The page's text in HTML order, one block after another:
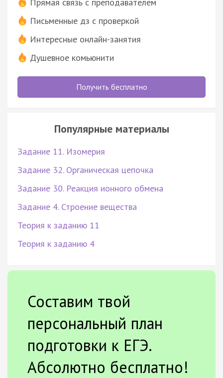
Письменные дз с проверкой
Интересные онлайн-занятия
Душевное комьюнити
Получить бесплатно
Популярные материалы
Задание 11. Изомерия
Задание 32. Органическая цепочка
Задание 30. Реакция ионного обмена
Задание 4. Строение вещества
Теория к заданию 11
Теория к заданию 4
Составим твой
персональный план
подготовки к ЕГЭ.
Абсолютно бесплатно!